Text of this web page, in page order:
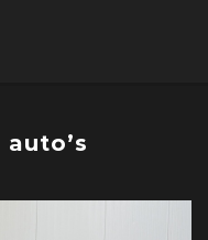
auto’s